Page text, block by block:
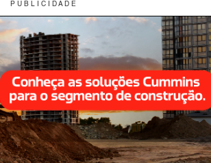
P U B L I C I D A D E